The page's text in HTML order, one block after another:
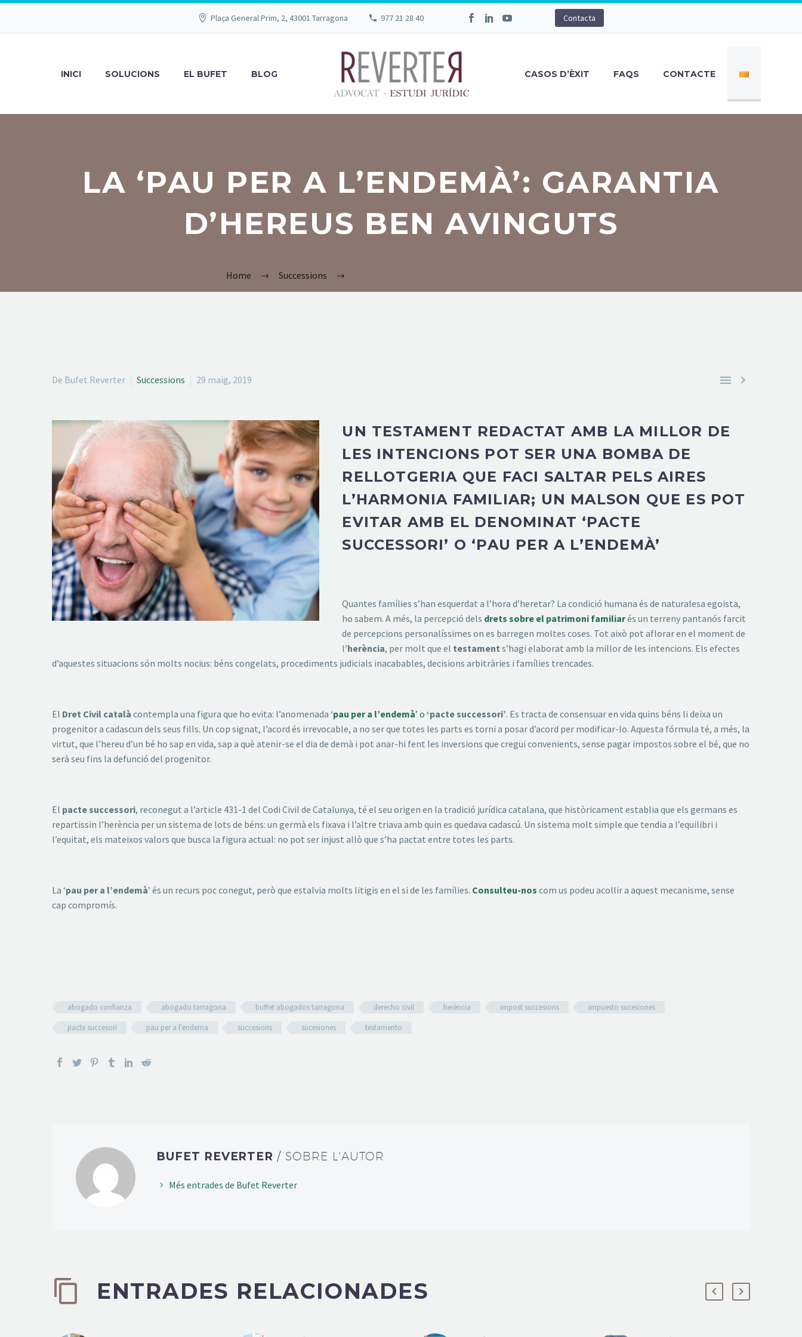
Plaça General Prim, 2, 43001 Tarragona 977 21 28 40 Contacta
INICI SOLUCIONS EL BUFET BLOG CASOS D’ÈXIT FAQS CONTACTE
LA ‘PAU PER A L’ENDEMÀ’: GARANTIA
D’HEREUS BEN AVINGUTS
Home Successions
 
De Bufet Reverter Successions 29 maig, 2019
UN TESTAMENT REDACTAT AMB LA MILLOR DE
LES INTENCIONS POT SER UNA BOMBA DE
RELLOTGERIA QUE FACI SALTAR PELS AIRES
L’HARMONIA FAMILIAR; UN MALSON QUE ES POT
EVITAR AMB EL DENOMINAT ‘PACTE
SUCCESSORI’ O ‘PAU PER A L’ENDEMÀ’
Quantes famílies s’han esquerdat a l’hora d’heretar? La condició humana és de naturalesa egoista,
ho sabem. A més, la percepció dels drets sobre el patrimoni familiarés un terreny pantanós farcit
de percepcions personalíssimes on es barregen moltes coses. Tot això pot aflorar en el moment de
l’herència, per molt que el testament s’hagi elaborat amb la millor de les intencions. Els efectes
d’aquestes situacions són molts nocius: béns congelats, procediments judicials inacabables, decisions arbitràries i famílies trencades.
El Dret Civil català contempla una figura que ho evita: l’anomenada ‘pau per a l’endemà’ o ‘pacte successori’. Es tracta de consensuar en vida quins béns li deixa un
progenitor a cadascun dels seus fills. Un cop signat, l’acord és irrevocable, a no ser que totes les parts es torni a posar d’acord per modificar-lo. Aquesta fórmula té, a més, la
virtut, que l’hereu d’un bé ho sap en vida, sap a què atenir-se el dia de demà i pot anar-hi fent les inversions que cregui convenients, sense pagar impostos sobre el bé, que no
serà seu fins la defunció del progenitor.
El pacte successori, reconegut a l’article 431-1 del Codi Civil de Catalunya, té el seu origen en la tradició jurídica catalana, que històricament establia que els germans es
repartissin l’herència per un sistema de lots de béns: un germà els fixava i l’altre triava amb quin es quedava cadascú. Un sistema molt simple que tendia a l’equilibri i
l’equitat, els mateixos valors que busca la figura actual: no pot ser injust allò que s’ha pactat entre totes les parts.
La ‘pau per a l’endemà’ és un recurs poc conegut, però que estalvia molts litigis en el si de les famílies. Consulteu-nos com us podeu acollir a aquest mecanisme, sense
cap compromís.
abogado confianza abogado tarragona buffet abogados tarragona derecho civil herència impost succesions
impuesto sucesiones
pacte succesori
pau per a l'endema succesions sucesiones testamento
BUFET REVERTER/ SOBRE L'AUTOR
Més entrades de Bufet Reverter
ENTRADES RELACIONADES